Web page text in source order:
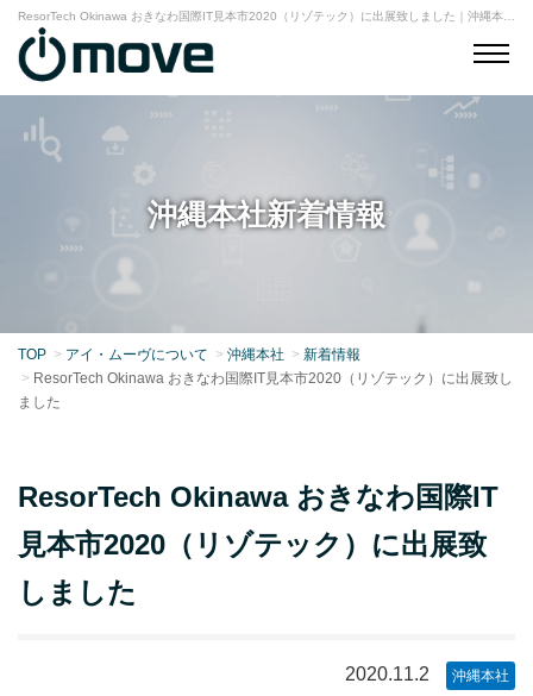
沖縄本社新着情報
TOP アイ・ムーヴについて 沖縄本社
新着情報
ResorTech Okinawa おきなわ国際IT見本市2020（リゾテック）に出展致し
ました
ResorTech Okinawa おきなわ国際IT
見本市2020（リゾテック）に出展致
しました
2020.11.2 沖縄本社